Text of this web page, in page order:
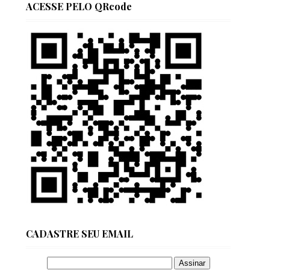
ACESSE PELO QRcode
CADASTRE SEU EMAIL